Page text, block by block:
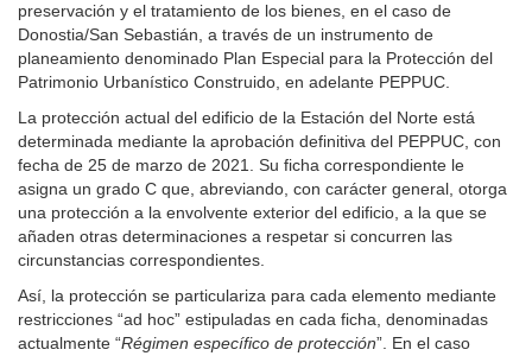
preservación y el tratamiento de los bienes, en el caso de
Donostia/San Sebastián, a través de un instrumento de
planeamiento denominado Plan Especial para la Protección del
Patrimonio Urbanístico Construido, en adelante PEPPUC.
La protección actual del edificio de la Estación del Norte está
determinada mediante la aprobación definitiva del PEPPUC, con
fecha de 25 de marzo de 2021. Su ficha correspondiente le
asigna un grado C que, abreviando, con carácter general, otorga
una protección a la envolvente exterior del edificio, a la que se
añaden otras determinaciones a respetar si concurren las
circunstancias correspondientes.
Así, la protección se particulariza para cada elemento mediante
restricciones “ad hoc” estipuladas en cada ficha, denominadas
actualmente “Régimen específico de protección”. En el caso